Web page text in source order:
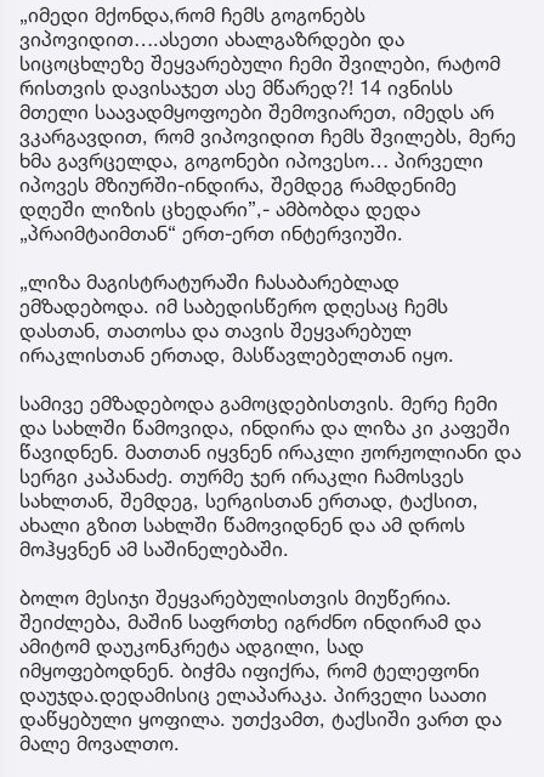
„იმედი მქონდა,რომ ჩემს გოგონებს
ვიპოვიდით….ასეთი ახალგაზრდები და
სიცოცხლეზე შეყვარებული ჩემი შვილები, რატომ
რისთვის დავისაჯეთ ასე მწარედ?! 14 ივნისს
მთელი საავადმყოფოები შემოვიარეთ, იმედს არ
ვკარგავდით, რომ ვიპოვიდით ჩემს შვილებს, მერე
ხმა გავრცელდა, გოგონები იპოვესო… პირველი
იპოვეს მზიურში-ინდირა, შემდეგ რამდენიმე
დღეში ლიზის ცხედარი”,- ამბობდა დედა
„პრაიმტაიმთან“ ერთ-ერთ ინტერვიუში.
„ლიზა მაგისტრატურაში ჩასაბარებლად
ემზადებოდა. იმ საბედისწერო დღესაც ჩემს
დასთან, თათოსა და თავის შეყვარებულ
ირაკლისთან ერთად, მასწავლებელთან იყო.
სამივე ემზადებოდა გამოცდებისთვის. მერე ჩემი
და სახლში წამოვიდა, ინდირა და ლიზა კი კაფეში
წავიდნენ. მათთან იყვნენ ირაკლი ჟორჟოლიანი და
სერგი კაპანაძე. თურმე ჯერ ირაკლი ჩამოსვეს
სახლთან, შემდეგ, სერგისთან ერთად, ტაქსით,
ახალი გზით სახლში წამოვიდნენ და ამ დროს
მოჰყვნენ ამ საშინელებაში.
ბოლო მესიჯი შეყვარებულისთვის მიუწერია.
შეიძლება, მაშინ საფრთხე იგრძნო ინდირამ და
ამიტომ დაუკონკრეტა ადგილი, სად
იმყოფებოდნენ. ბიჭმა იფიქრა, რომ ტელეფონი
დაუჯდა.დედამისიც ელაპარაკა. პირველი საათი
დაწყებული ყოფილა. უთქვამთ, ტაქსიში ვართ და
მალე მოვალთო.